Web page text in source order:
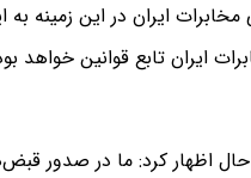
ایران در این زمینه
ایران تابع قوانین
حال اظهار کرد: ما در صدور